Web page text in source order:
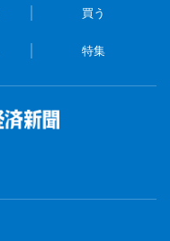
買う
特集